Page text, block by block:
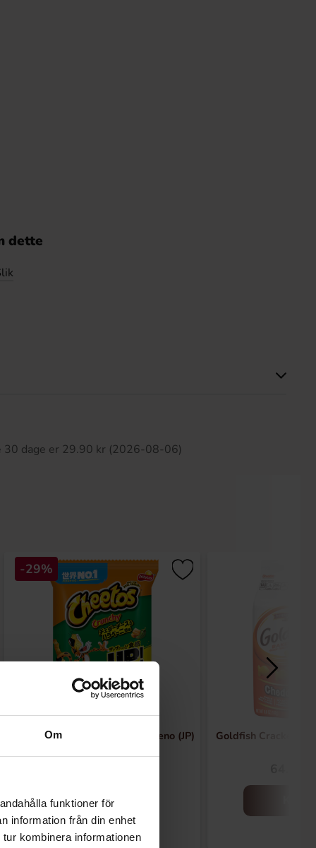
Om
funktioner för
information från din enhet
kombinera informationen
dette
30 dage er 29.90 kr (2026-08-06)
-29%
Cheetos Cheddar Cheese Jalapeno (JP)
Køb
Goldfish Crackers